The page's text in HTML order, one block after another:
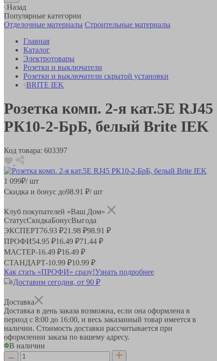
Назад
Популярные категории
Отделочные материалы Строительные материалы
Главная
Каталог
Электротовары
Розетки и выключатели
Розетки и выключатели скрытой установки
BRITE IEK
Розетка комп. 2-я кат.5E RJ45
РК10-2-БрБ, белый Brite IEK
Код товара: 603397
1 099₽/ шт
Скидка и бонус до98.91 ₽/ шт
Клуб покупателей «Ваш Дом»
СтатусСкидкаБонусВыгода
ЭКСПЕРТ76.93 ₽21.98 ₽98.91 ₽
ПРОФИ54.95 ₽16.49 ₽71.44 ₽
МАСТЕР-16.49 ₽16.49 ₽
СТАНДАРТ-10.99 ₽10.99 ₽
Как стать «ПРОФИ» сразу!Узнать подробнее
Доставим сегодня, от 90 ₽
Доставка
Доставка в день заказа возможна, если она оформлена в
период с 8:00 до 16:00, и весь заказанный товар имеется в
наличии. Стоимость доставки рассчитывается при
оформлении заказа по вашему адресу.
В наличии